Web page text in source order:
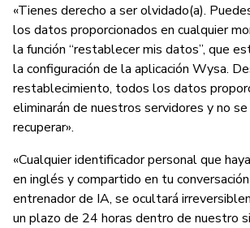
«Tienes derecho a ser olvidado(a).
los datos proporcionados en cualquier
la función “restablecer mis datos”, que
la configuración de la aplicación Wysa.
restablecimiento, todos los datos
eliminarán de nuestros servidores y no
recuperar».
«Cualquier identificador personal que
en inglés y compartido en tu
entrenador de IA, se ocultará
un plazo de 24 horas dentro de nuestro